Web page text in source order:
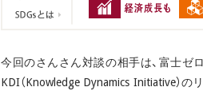
今回のさんさん対談の相手は、富士ゼ
KDI（Knowledge Dynamics Initiative）